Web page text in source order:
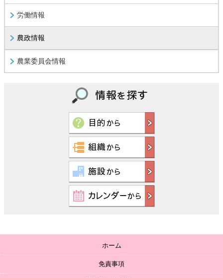
労働情報
農政情報
農業委員会情報
ホーム
免責事項